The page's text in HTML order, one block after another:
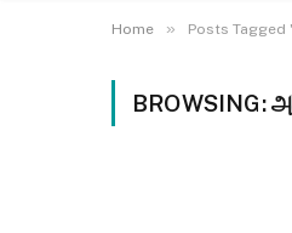
Home » Posts Tagged
BROWSING: